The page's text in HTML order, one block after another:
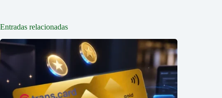
Entradas relacionadas